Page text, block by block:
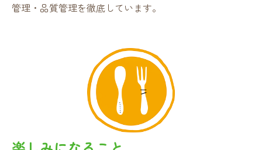
管理・品質管理を徹底しています。